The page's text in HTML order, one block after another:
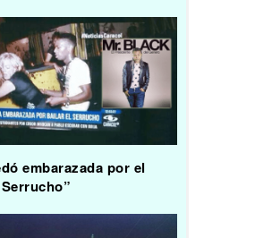
embarazada por el